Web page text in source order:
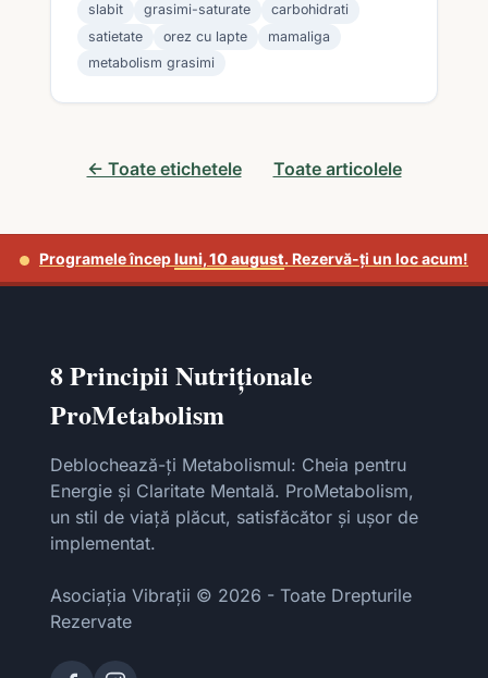
slabit grasimi-saturate
carbohidrati
satietate
orez cu lapte
mamaliga
metabolism grasimi
← Toate etichetele Toate articolele
Programele începluni, 10 august. Rezervă-ți un loc acum!
8 Principii Nutriționale
ProMetabolism
Deblochează-ți Metabolismul: Cheia pentru
Energie și Claritate Mentală. ProMetabolism,
un stil de viață plăcut, satisfăcător și ușor de
implementat.
Asociația Vibrații © 2026 - Toate Drepturile
Rezervate